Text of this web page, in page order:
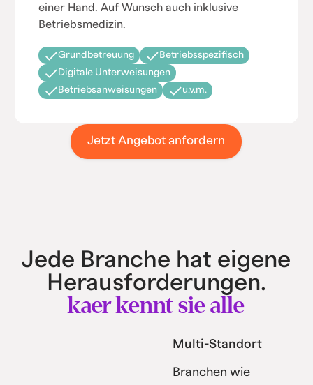
einer Hand. Auf Wunsch auch inklusive
Betriebsmedizin.
Grundbetreuung
Betriebsspezifisch
Digitale Unterweisungen
Betriebsanweisungen
u.v.m.
Jetzt Angebot anfordern
Jede Branche hat eigene
Herausforderungen.
kaer kennt sie alle
Multi-Standort
Branchen wie